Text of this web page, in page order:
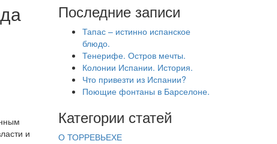
и
Последние записи
Тапас – истинно испанское
блюдо.
Тенерифе. Остров мечты.
Колонии Испании. История.
Что привезти из Испании?
Поющие фонтаны в Барселоне.
Категории статей
О ТОРРЕВЬЕХЕ